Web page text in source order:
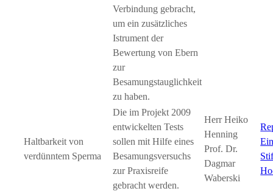
Verbindung gebracht,
um ein zusätzliches
Istrument der
Bewertung von Ebern
zur
Besamungstauglichkeit
zu haben.
Haltbarkeit von
verdünntem Sperma
Die im Projekt 2009
entwickelten Tests
sollen mit Hilfe eines
Besamungsversuchs
zur Praxisreife
gebracht werden.
Herr Heiko
Henning
Prof. Dr.
Dagmar
Waberski